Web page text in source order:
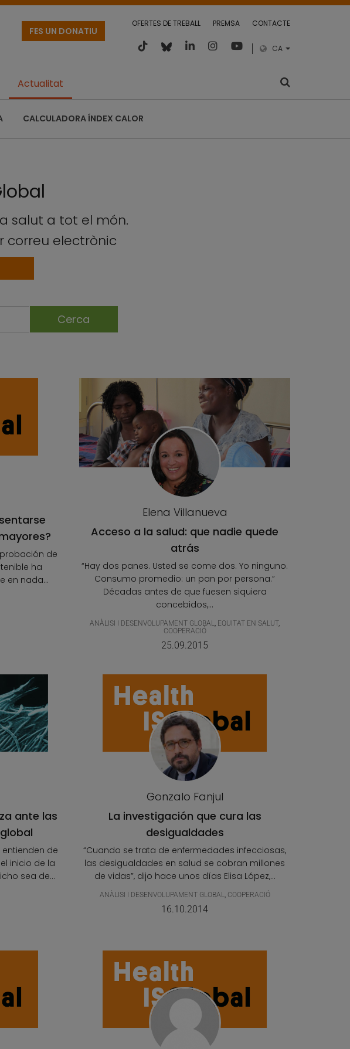
OFERTES DE TREBALL PREMSA CONTACTE
CA
FES UN DONATIU
Actualitat
CALCULADORA ÍNDEX CALOR
salut a tot el món.
correu electrònic
de
ha
en nada...
Elena Villanueva
Acceso a la salud: que nadie quede
atrás
“Hay dos panes. Usted se come dos. Yo ninguno.
Consumo promedio: un pan por persona.”
Décadas antes de que fuesen siquiera
concebidos,...
ANÀLISI I DESENVOLUPAMENT GLOBAL, EQUITAT EN SALUT,
COOPERACIÓ
25.09.2015
ante las
de
inicio de la
sea de...
Gonzalo Fanjul
La investigación que cura las
desigualdades
“Cuando se trata de enfermedades infecciosas,
las desigualdades en salud se cobran millones
de vidas”, dijo hace unos días Elisa López,...
ANÀLISI I DESENVOLUPAMENT GLOBAL, COOPERACIÓ
16.10.2014